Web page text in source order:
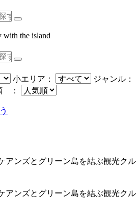
with the island
小エリア：
ジャンル：
：
アンズとグリーン島を結ぶ観光クル
アンズとグリーン島を結ぶ観光クル